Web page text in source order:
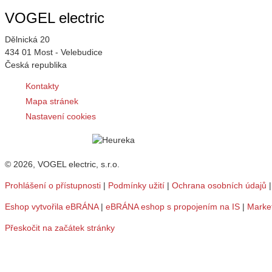
VOGEL electric
Dělnická 20
434 01 Most - Velebudice
Česká republika
Kontakty
Mapa stránek
Nastavení cookies
© 2026, VOGEL electric, s.r.o.
Prohlášení o přístupnosti | Podmínky užití | Ochrana osobních údajů
Eshop vytvořila eBRÁNA| eBRÁNA eshop s propojením na IS |
Přeskočit na začátek stránky